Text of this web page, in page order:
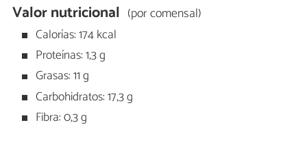
Valor nutricional (por comensal)
Calorías: 174 kcal
Proteínas: 1,3 g
Grasas: 11 g
Carbohidratos: 17,3 g
Fibra: 0,3 g